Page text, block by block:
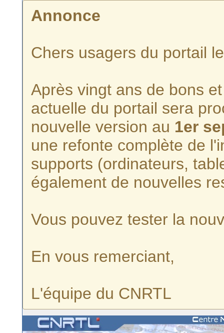
Annonce
Chers usagers du portail
Après vingt ans de bons
actuelle du portail sera
nouvelle version au 1er
une refonte complète de
supports (ordinateurs,
également de nouvelles
Vous pouvez tester la
En vous remerciant,
L'équipe du CNRTL